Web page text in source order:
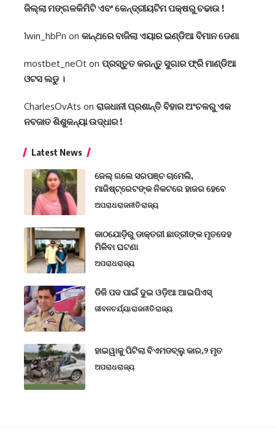
ଜିଲ୍ଲା ମଙ୍ଗଳକିମିଟି ଏବଂ କେନ୍ଦ୍ରୀୟଟିମ ପକ୍ଷରୁ ଚଢାଉ !
1win_hbPn on କାନ୍ଥରେ ବାଜିଲା ଏୟାର ଇଣ୍ଡିଆ ବିମାନ ଡେଣା
mostbet_neOt on ପ୍ରସ୍ତୁତ କରନ୍ତୁ ସୁଗାର ଫ୍ରି ମାଣ୍ଡିଆ
ଓଟସ ଲଡୁ ।
CharlesOvAts on ରାଜଧାନୀ ପ୍ରଶାନ୍ତି ବିହାର ଅଂଚଳରୁ ଏକ
ନବଜାତ ଶିଶୁକନ୍ୟା ଉଦ୍ଧାର !
Latest News
ଜେଲ୍ ଗଲେ ସରପଞ୍ଚ ଚାମେଲି,
ମାଜିଷ୍ଟ୍ରେଟଙ୍କ ନିକଟରେ ହାଜର ହେବେ
ଅପରାଧରାଜନୀତିରାଜ୍ୟ
କାଠଯୋଡ଼ିରୁ ଡାକ୍ତରୀ ଛାତ୍ରୀଙ୍କ ମୃତଦେହ
ମିଳିବା ଘଟଣା
ଅପରାଧରାଜ୍ୟ
ଡିଜି ପଦ ପାଇଁ ଦୁଇ ଓଡ଼ିଆ ଆଇପିଏସ୍
ଜୀବନଚର୍ଯ୍ୟାରାଜନୀତିରାଜ୍ୟ
ହାଇୱାକୁ ପିଟିଲା ବିଏମଡବ୍ଲୁ କାର,୨ ମୃତ
ଅପରାଧରାଜ୍ୟ